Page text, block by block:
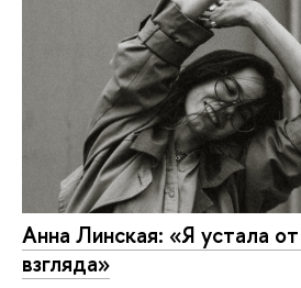
Анна Линская: «Я устала
взгляда»